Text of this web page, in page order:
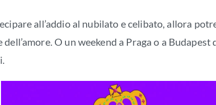
all’addio al nubilato e celibato, allora
O un weekend a Praga o a